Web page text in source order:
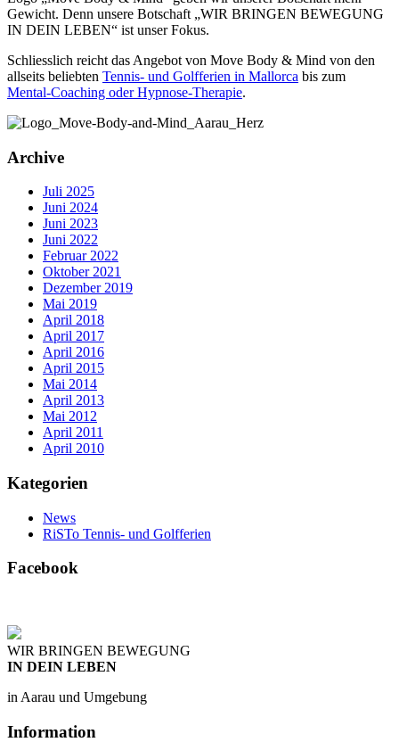
Gewicht. Denn unsere Botschaft „WIR BRINGEN BEWEGUNG
IN DEIN LEBEN“ ist unser Fokus.
Schliesslich reicht das Angebot von Move Body & Mind von den
allseits beliebten Tennis- und Golfferien in Mallorca bis zum
Mental-Coaching oder Hypnose-Therapie.
Archive
Juli 2025
Juni 2024
Juni 2023
Juni 2022
Februar 2022
Oktober 2021
Dezember 2019
Mai 2019
April 2018
April 2017
April 2016
April 2015
Mai 2014
April 2013
Mai 2012
April 2011
April 2010
Kategorien
News
RiSTo Tennis- und Golfferien
Facebook
WIR BRINGEN BEWEGUNG
IN DEIN LEBEN
in Aarau und Umgebung
Information